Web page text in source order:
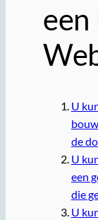
U
de
U
een
die
U